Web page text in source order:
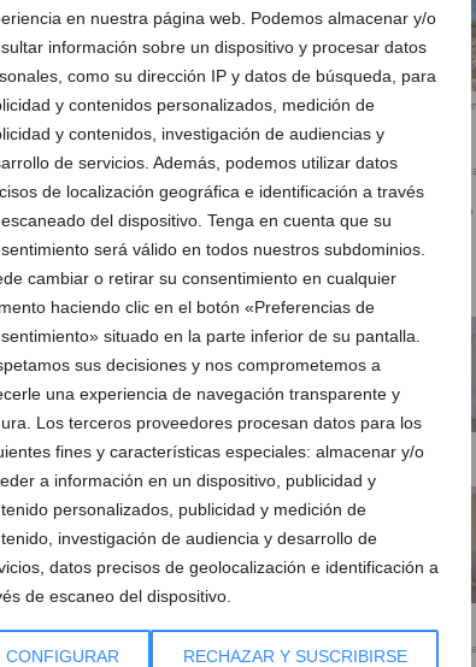
en nuestra página web. Podemos almacenar y/o
información sobre un dispositivo y procesar datos
como su dirección IP y datos de búsqueda, para
y contenidos personalizados, medición de
y contenidos, investigación de audiencias y
de servicios. Además, podemos utilizar datos
de localización geográfica e identificación a través
del dispositivo. Tenga en cuenta que su
será válido en todos nuestros subdominios.
cambiar o retirar su consentimiento en cualquier
haciendo clic en el botón «Preferencias de
situado en la parte inferior de su pantalla.
sus decisiones y nos comprometemos a
una experiencia de navegación transparente y
Los terceros proveedores procesan datos para los
fines y características especiales: almacenar y/o
a información en un dispositivo, publicidad y
personalizados, publicidad y medición de
investigación de audiencia y desarrollo de
datos precisos de geolocalización e identificación a
de escaneo del dispositivo.
CONFIGURAR RECHAZAR Y SUSCRIBIRSE
Exterior de la casa Esmick en Dénia Piscina privada en la casa
Vistas panorámicas de la casa
Esmick
Cocina funcional y con todo incluido Dormitorio acogedor